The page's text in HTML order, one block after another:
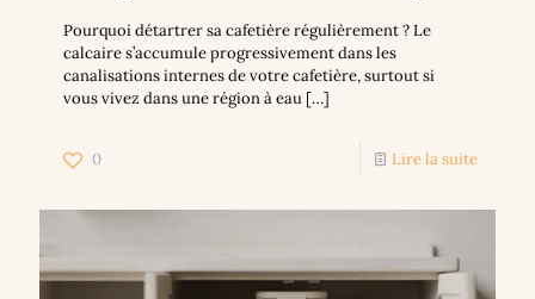
Pourquoi détartrer sa cafetière régulièrement ? Le
calcaire s’accumule progressivement dans les
canalisations internes de votre cafetière, surtout si
vous vivez dans une région à eau […]
0 Lire la suite